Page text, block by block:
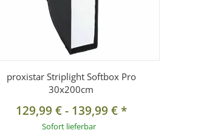
proxistar Striplight Softbox Pro
30x200cm
129,99 €- 139,99 €*
Sofort lieferbar